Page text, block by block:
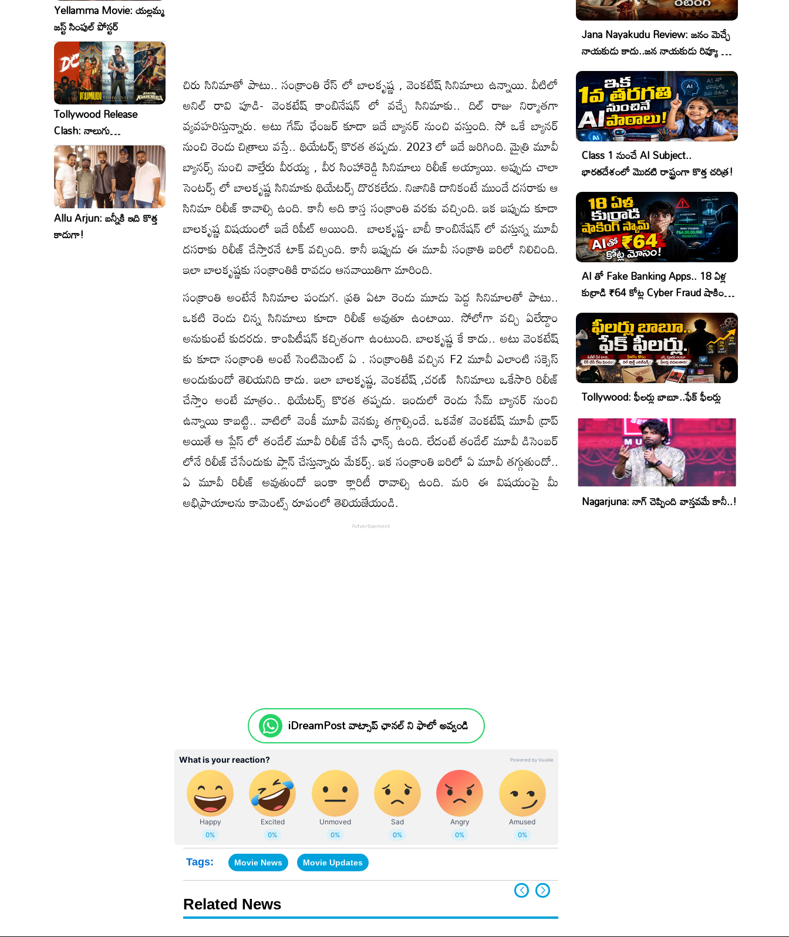
Yellamma Movie: యల్లమ్మ
జస్ట్ సింపుల్ పోస్టర్
Tollywood Release
Clash: నాలుగు
సినిమాలు..ఒకేసారి..ఎందుకో?
Allu Arjun: బన్నీకి ఇది కొత్త
కాదుగా!
చిరు సినిమాతో పాటు.. సంక్రాంతి రేస్ లో బాలకృష్ణ , వెంకటేష్ సినిమాలు ఉన్నాయి. వీటిలో
అనిల్ రావి పూడి- వెంకటేష్ కాంబినేషన్ లో వచ్చే సినిమాకు.. దిల్ రాజు నిర్మాతగా
వ్యవహరిస్తున్నారు. అటు గేమ్ ఛేంజర్ కూడా ఇదే బ్యానర్ నుంచి వస్తుంది. సో ఒకే బ్యానర్
నుంచి రెండు చిత్రాలు వస్తే.. థియేటర్స్ కొరత తప్పదు. 2023 లో ఇదే జరిగింది. మైత్రి మూవీ
బ్యానర్స్ నుంచి వాల్తేరు వీరయ్య , వీర సింహారెడ్డి సినిమాలు రిలీజ్ అయ్యాయి. అప్పుడు చాలా
సెంటర్స్ లో బాలకృష్ణ సినిమాకు థియేటర్స్ దొరకలేదు. నిజానికి దానికంటే ముందే దసరాకు ఆ
సినిమా రిలీజ్ కావాల్సి ఉంది. కానీ అది కాస్త సంక్రాంతి వరకు వచ్చింది. ఇక ఇప్పుడు కూడా
బాలకృష్ణ విషయంలో ఇదే రిపీట్ అయింది. బాలకృష్ణ- బాబీ కాంబినేషన్ లో వస్తున్న మూవీ
దసరాకు రిలీజ్ చేస్తారనే టాక్ వచ్చింది. కానీ ఇప్పుడు ఈ మూవీ సంక్రాతి బరిలో నిలిచింది.
ఇలా బాలకృష్ణకు సంక్రాంతికి రావడం ఆనవాయితిగా మారింది.
సంక్రాంతి అంటేనే సినిమాల పండుగ. ప్రతి ఏటా రెండు మూడు పెద్ద సినిమాలతో పాటు..
ఒకటి రెండు చిన్న సినిమాలు కూడా రిలీజ్ అవుతూ ఉంటాయి. సోలోగా వచ్చి ఏలేద్దాం
అనుకుంటే కుదరదు. కాంపిటీషన్ కచ్చితంగా ఉంటుంది. బాలకృష్ణ కే కాదు.. అటు వెంకటేష్
కు కూడా సంక్రాంతి అంటే సెంటిమెంట్ ఏ . సంక్రాంతికి వచ్చిన F2 మూవీ ఎలాంటి సక్సెస్
అందుకుందో తెలియనిది కాదు. ఇలా బాలకృష్ణ, వెంకటేష్ ,చరణ్ సినిమాలు ఒకేసారి రిలీజ్
చేస్తాం అంటే మాత్రం.. థియేటర్స్ కొరత తప్పదు. ఇందులో రెండు సేమ్ బ్యానర్ నుంచి
ఉన్నాయి కాబట్టి.. వాటిలో వెంకీ మూవీ వెనక్కు తగ్గాల్సిందే. ఒకవేళ వెంకటేష్ మూవీ డ్రాప్
అయితే ఆ ప్లేస్ లో తండేల్ మూవీ రిలీజ్ చేసే ఛాన్స్ ఉంది. లేదంటే తండేల్ మూవీ డిసెంబర్
లోనే రిలీజ్ చేసేందుకు ప్లాన్ చేస్తున్నారు మేకర్స్. ఇక సంక్రాంతి బరిలో ఏ మూవీ తగ్గుతుందో..
ఏ మూవీ రిలీజ్ అవుతుందో ఇంకా క్లారిటీ రావాల్సి ఉంది. మరి ఈ విషయంపై మీ
అభిప్రాయాలను కామెంట్స్ రూపంలో తెలియజేయండి.
iDreamPost వాట్సాప్ ఛానల్ ని ఫాలో అవ్వండి
Tags: Movie News Movie Updates
Related News
Jana Nayakudu Review: జనం మెచ్చే
నాయకుడు కాదు..జన నాయకుడు రివ్యూ &
రేటింగ్!
Class 1 నుంచే AI Subject..
భారతదేశంలో మొదటి రాష్ట్రంగా కొత్త చరిత్ర!
AI తో Fake Banking Apps.. 18 ఏళ్ల
కుర్రాడి ₹64 కోట్ల Cyber Fraud షాకింగ్
ఆపరేషన్!
Tollywood: ఫీలర్లు బాబూ..ఫేక్ ఫీలర్లు
Nagarjuna: నాగ్ చెప్పింది వాస్తవమే కానీ..!